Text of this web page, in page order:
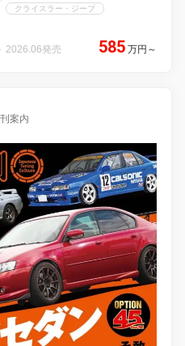
クライスラー・ジープ
2026.06発売 585 万円 ～
案内